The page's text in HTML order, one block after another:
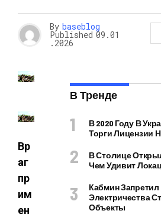
By baseblog
Published 09.01
.2026
Вр
аг
пр
им
ен
В Тренде
В 2020 Году В
Торги Лицензии
В Столице
Чем Удивит
Кабмин
Электричества
Объекты